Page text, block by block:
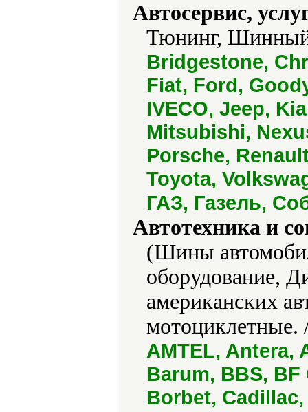
Автосервис,
Тюнинг,
Bridgestone,
Fiat, Ford,
IVECO, Jeep,
Mitsubishi,
Porsche,
Toyota,
ГАЗ, Газель,
Автотехника и
(Шины
оборудование,
американских
AMTEL, Antera,
Barum, BBS,
Borbet,